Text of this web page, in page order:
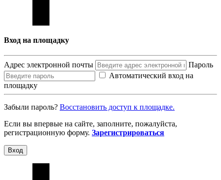
Вход на площадку
Адрес электронной почты
Пароль
Автоматический вход на
площадку
Забыли пароль? Восcтановить доступ к площадке.
Если вы впервые на сайте, заполните, пожалуйста,
регистрационную форму. Зарегистрироваться
Вход